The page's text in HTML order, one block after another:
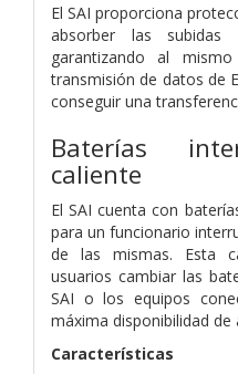
El SAI proporciona
absorber las
garantizando al
transmisión de datos de
conseguir una
Baterías
caliente
El SAI cuenta con
para un funcionario
de las mismas. Esta
usuarios cambiar las
SAI o los equipos
máxima disponibilidad de
Características